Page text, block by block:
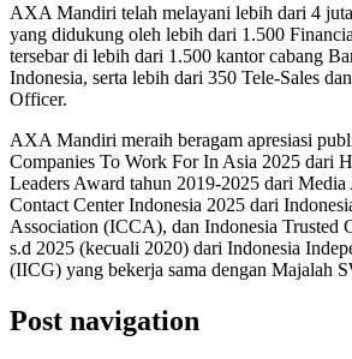
AXA Mandiri telah melayani lebih dari 4
yang didukung oleh lebih dari 1.500
tersebar di lebih dari 1.500 kantor cabang
Indonesia, serta lebih dari 350 Tele-Sales
Officer.
AXA Mandiri meraih beragam apresiasi
Companies To Work For In Asia 2025 dari
Leaders Award tahun 2019-2025 dari Media
Contact Center Indonesia 2025 dari
Association (ICCA), dan Indonesia Trusted
s.d 2025 (kecuali 2020) dari Indonesia
(IICG) yang bekerja sama dengan Majalah
Post navigation